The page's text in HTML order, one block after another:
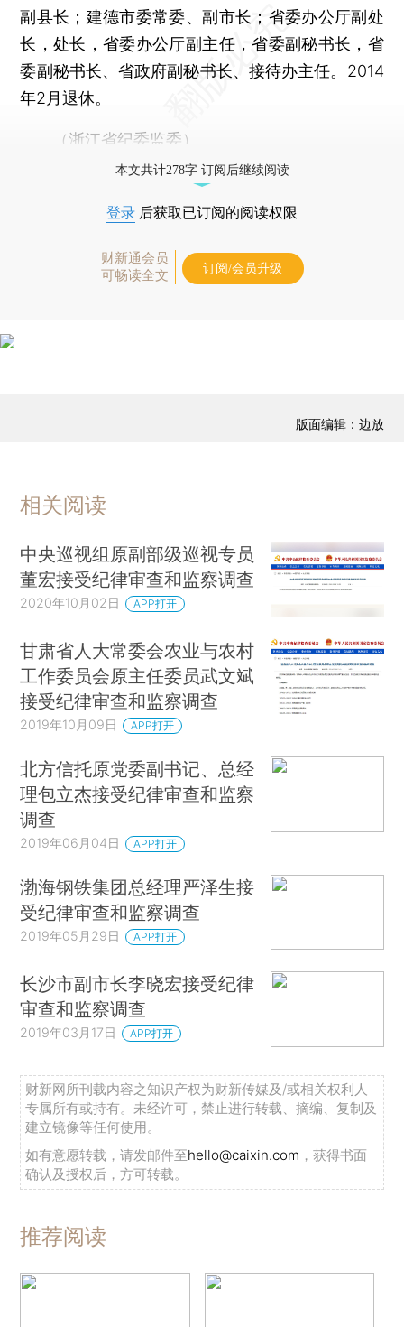
副县长；建德市委常委、副市长；省委办公厅副处
长，处长，省委办公厅副主任，省委副秘书长，省
委副秘书长、省政府副秘书长、接待办主任。2014
年2月退休。
（浙江省纪委监委）
本文共计278字 订阅后继续阅读
登录 后获取已订阅的阅读权限
财新通会员
可畅读全文
订阅/会员升级
版面编辑：边放
相关阅读
中央巡视组原副部级巡视专员
董宏接受纪律审查和监察调查
2020年10月02日 APP打开
甘肃省人大常委会农业与农村
工作委员会原主任委员武文斌
接受纪律审查和监察调查
2019年10月09日 APP打开
北方信托原党委副书记、总经
理包立杰接受纪律审查和监察
调查
2019年06月04日 APP打开
渤海钢铁集团总经理严泽生接
受纪律审查和监察调查
2019年05月29日 APP打开
长沙市副市长李晓宏接受纪律
审查和监察调查
2019年03月17日 APP打开
财新网所刊载内容之知识产权为财新传媒及/或相关权利人
专属所有或持有。未经许可，禁止进行转载、摘编、复制及
建立镜像等任何使用。
如有意愿转载，请发邮件至hello@caixin.com ，获得书面
确认及授权后，方可转载。
推荐阅读